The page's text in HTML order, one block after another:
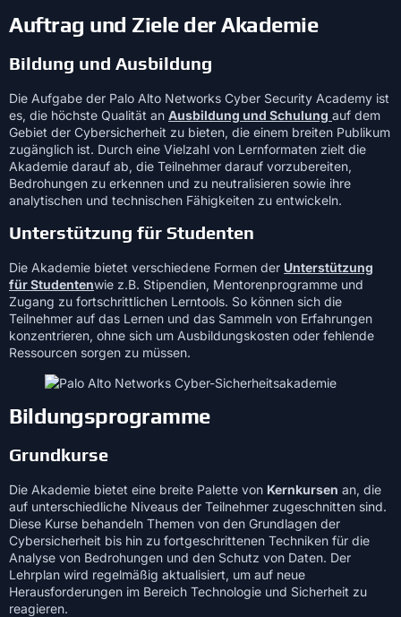
Auftrag und Ziele der Akademie
Bildung und Ausbildung
Die Aufgabe der Palo Alto Networks Cyber Security Academy ist
es, die höchste Qualität an Ausbildung und Schulung auf dem
Gebiet der Cybersicherheit zu bieten, die einem breiten Publikum
zugänglich ist. Durch eine Vielzahl von Lernformaten zielt die
Akademie darauf ab, die Teilnehmer darauf vorzubereiten,
Bedrohungen zu erkennen und zu neutralisieren sowie ihre
analytischen und technischen Fähigkeiten zu entwickeln.
Unterstützung für Studenten
Die Akademie bietet verschiedene Formen der Unterstützung
für Studentenwie z.B. Stipendien, Mentorenprogramme und
Zugang zu fortschrittlichen Lerntools. So können sich die
Teilnehmer auf das Lernen und das Sammeln von Erfahrungen
konzentrieren, ohne sich um Ausbildungskosten oder fehlende
Ressourcen sorgen zu müssen.
Bildungsprogramme
Grundkurse
Die Akademie bietet eine breite Palette von Kernkursen an, die
auf unterschiedliche Niveaus der Teilnehmer zugeschnitten sind.
Diese Kurse behandeln Themen von den Grundlagen der
Cybersicherheit bis hin zu fortgeschrittenen Techniken für die
Analyse von Bedrohungen und den Schutz von Daten. Der
Lehrplan wird regelmäßig aktualisiert, um auf neue
Herausforderungen im Bereich Technologie und Sicherheit zu
reagieren.